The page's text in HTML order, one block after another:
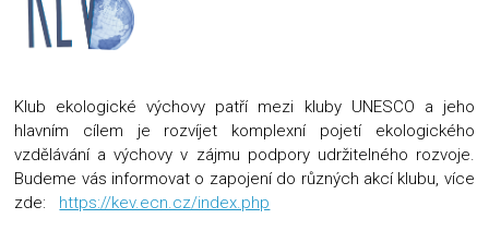
Klub ekologické výchovy patří mezi kluby UNESCO a jeho
hlavním cílem je rozvíjet komplexní pojetí ekologického
vzdělávání a výchovy v zájmu podpory udržitelného rozvoje.
Budeme vás informovat o zapojení do různých akcí klubu, více
zde: https://kev.ecn.cz/index.php